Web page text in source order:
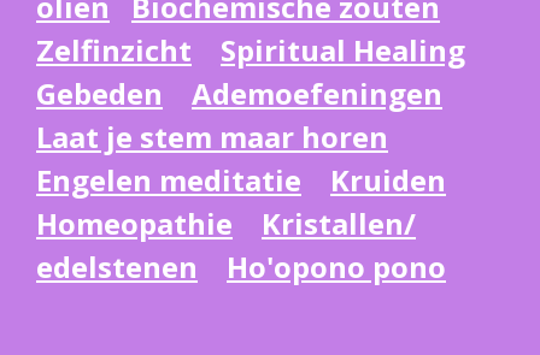
Zelfinzicht
Spiritual Healing
Gebeden
Ademoefeningen
Laat je stem maar horen
Engelen meditatie
Kruiden
Homeopathie
Kristallen/
edelstenen
Ho'opono pono